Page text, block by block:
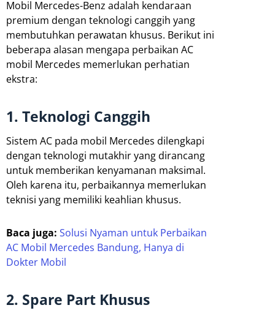
Mobil Mercedes-Benz adalah kendaraan
premium dengan teknologi canggih yang
membutuhkan perawatan khusus. Berikut ini
beberapa alasan mengapa perbaikan AC
mobil Mercedes memerlukan perhatian
ekstra:
1. Teknologi Canggih
Sistem AC pada mobil Mercedes dilengkapi
dengan teknologi mutakhir yang dirancang
untuk memberikan kenyamanan maksimal.
Oleh karena itu, perbaikannya memerlukan
teknisi yang memiliki keahlian khusus.
Baca juga: Solusi Nyaman untuk Perbaikan
AC Mobil Mercedes Bandung, Hanya di
Dokter Mobil
2. Spare Part Khusus